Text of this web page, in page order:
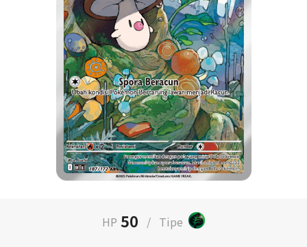
HP 50 / Tipe